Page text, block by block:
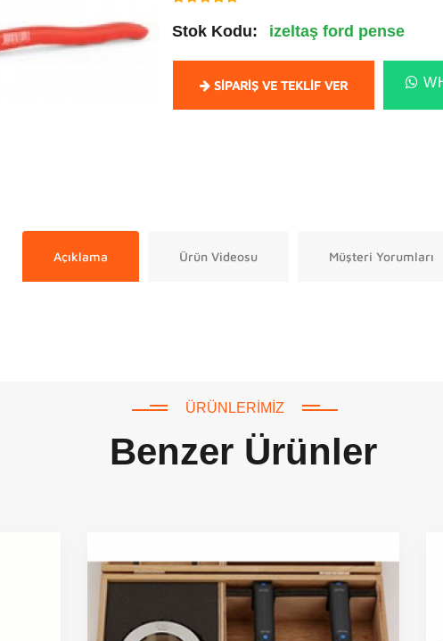
Stok Kodu: izeltaş ford pense
SIPARIŞ VE TEKLIF VER
Açıklama Ürün Videosu Müşteri Yorumları
ÜRÜNLERIMIZ
Benzer Ürünler